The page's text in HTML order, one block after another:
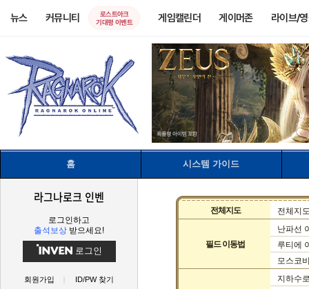
뉴스 커뮤니티
로스트아크
기대평 이벤트
게임캘린더 게이머존 라이브/
홈 시스템 가이드
라그나로크 인벤
로그인하고
출석보상 받으세요!
로그인
회원가입 ID/PW 찾기
전체지도 전체지
필드 이동법
난파선
루티에
모스코
지하수